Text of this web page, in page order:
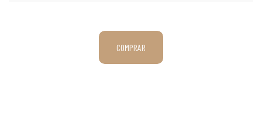
COMPRAR